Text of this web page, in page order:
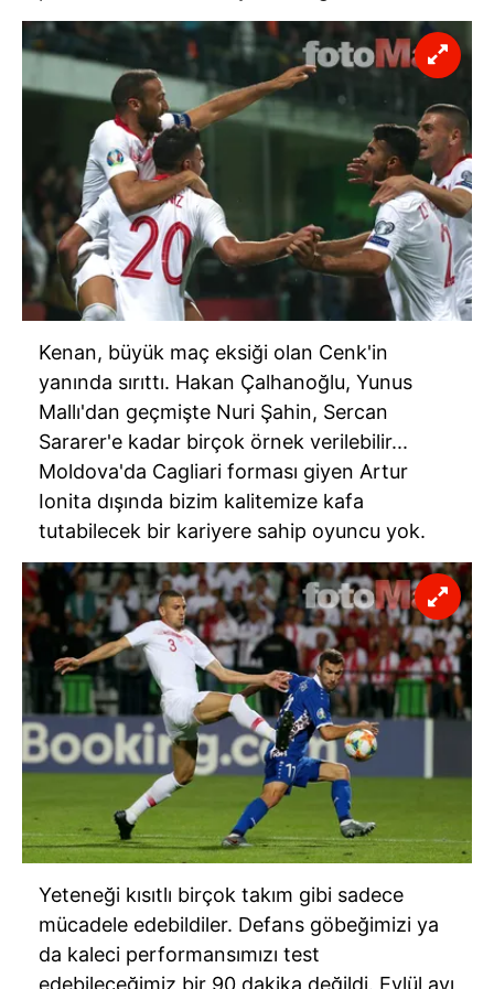
Kenan, büyük maç eksiği olan Cenk'in
yanında sırıttı. Hakan Çalhanoğlu, Yunus
Mallı'dan geçmişte Nuri Şahin, Sercan
Sararer'e kadar birçok örnek verilebilir...
Moldova'da Cagliari forması giyen Artur
Ionita dışında bizim kalitemize kafa
tutabilecek bir kariyere sahip oyuncu yok.
Yeteneği kısıtlı birçok takım gibi sadece
mücadele edebildiler. Defans göbeğimizi ya
da kaleci performansımızı test
edebileceğimiz bir 90 dakika değildi. Eylül ayı